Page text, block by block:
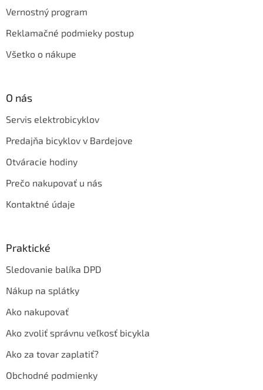
Vernostný program
Reklamačné podmieky postup
Všetko o nákupe
O nás
Servis elektrobicyklov
Predajňa bicyklov v Bardejove
Otváracie hodiny
Prečo nakupovať u nás
Kontaktné údaje
Praktické
Sledovanie balíka DPD
Nákup na splátky
Ako nakupovať
Ako zvoliť správnu veľkosť bicykla
Ako za tovar zaplatiť?
Obchodné podmienky